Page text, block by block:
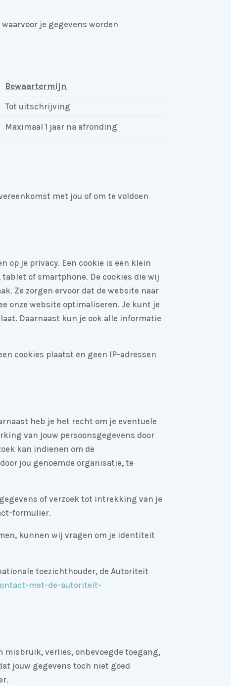
je gegevens worden
Bewaartermijn
Tot uitschrijving
Maximaal 1 jaar na afronding
met jou of om te voldoen
op je privacy. Een cookie is een klein
of smartphone. De cookies die wij
Ze zorgen ervoor dat de website naar
onze website optimaliseren. Je kunt je
Daarnaast kun je ook alle informatie
cookies plaatst en geen IP-adressen
heb je het recht om je eventuele
van jouw persoonsgegevens door
kan indienen om de
jou genoemde organisatie, te
of verzoek tot intrekking van je
formulier.
kunnen wij vragen om je identiteit
toezichthouder, de Autoriteit
met-de-autoriteit-
misbruik, verlies, onbevoegde toegang,
jouw gegevens toch niet goed